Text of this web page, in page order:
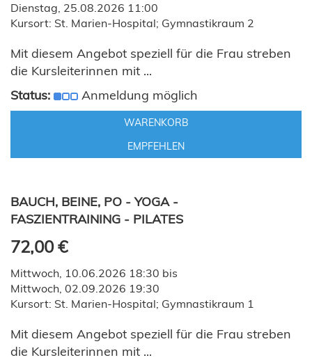
Dienstag, 25.08.2026 11:00
Kursort: St. Marien-Hospital; Gymnastikraum 2
Mit diesem Angebot speziell für die Frau streben
die Kursleiterinnen mit ...
Status:
Anmeldung möglich
WARENKORB
EMPFEHLEN
BAUCH, BEINE, PO - YOGA -
FASZIENTRAINING - PILATES
72,00 €
Mittwoch, 10.06.2026 18:30 bis
Mittwoch, 02.09.2026 19:30
Kursort: St. Marien-Hospital; Gymnastikraum 1
Mit diesem Angebot speziell für die Frau streben
die Kursleiterinnen mit ...